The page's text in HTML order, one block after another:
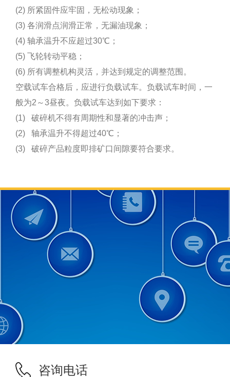
(2) 所紧固件应牢固，无松动现象；
(3) 各润滑点润滑正常，无漏油现象；
(4) 轴承温升不应超过30℃；
(5) 飞轮转动平稳；
(6) 所有调整机构灵活，并达到规定的调整范围。
空载试车合格后，应进行负载试车。负载试车时间，一
般为2～3昼夜。负载试车达到如下要求：
(1) 破碎机不得有周期性和显著的冲击声；
(2) 轴承温升不得超过40℃；
(3) 破碎产品粒度即排矿口间隙要符合要求。
咨询电话